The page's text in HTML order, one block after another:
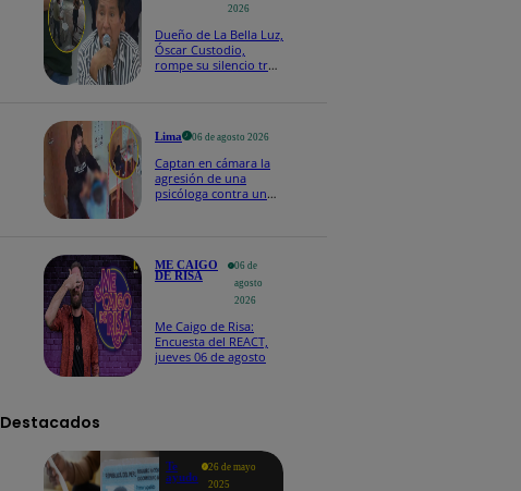
2026
Dueño de La Bella Luz,
Óscar Custodio,
rompe su silencio tras
Lima 06 de agosto 2026
Captan en cámara la
agresión de una
psicóloga contra un
ME CAIGO
DE RISA
06 de
agosto
2026
Me Caigo de Risa:
Encuesta del REACT,
jueves 06 de agosto
Destacados
Te
ayudo
26 de mayo
2025